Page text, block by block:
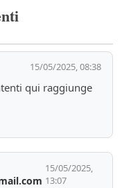
15/05/2025, 08:38
qui raggiunge
15/05/2025,
13:07